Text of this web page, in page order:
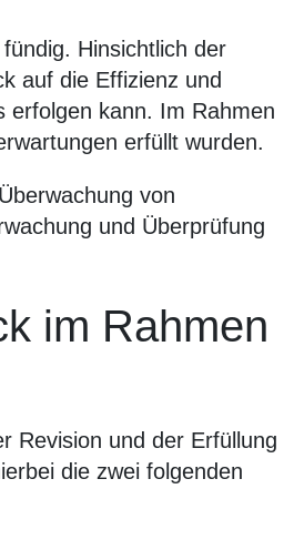
Hinsichtlich der
auf die Effizienz und
erfolgen kann. Im Rahmen
erfüllt wurden.
von
und Überprüfung
im Rahmen
Revision und der Erfüllung
die zwei folgenden